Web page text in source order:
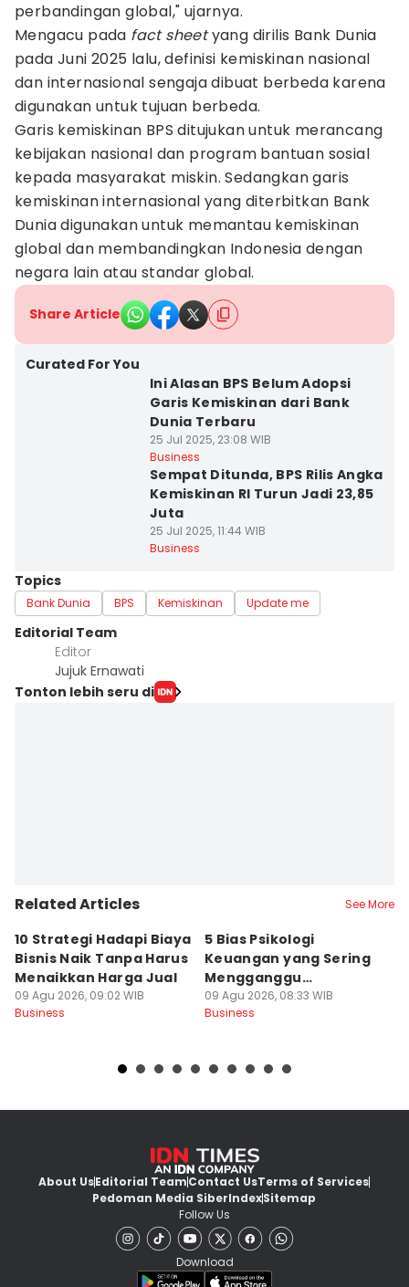
perbandingan global," ujarnya.
Mengacu pada fact sheetyang dirilis Bank Dunia
pada Juni 2025 lalu, definisi kemiskinan nasional
dan internasional sengaja dibuat berbeda karena
digunakan untuk tujuan berbeda.
Garis kemiskinan BPS ditujukan untuk merancang
kebijakan nasional dan program bantuan sosial
kepada masyarakat miskin. Sedangkan garis
kemiskinan internasional yang diterbitkan Bank
Dunia digunakan untuk memantau kemiskinan
global dan membandingkan Indonesia dengan
negara lain atau standar global.
Share Article
Curated For You
Ini Alasan BPS Belum Adopsi
Garis Kemiskinan dari Bank
Dunia Terbaru
25 Jul 2025, 23:08 WIB
Business
Sempat Ditunda, BPS Rilis Angka
Kemiskinan RI Turun Jadi 23,85
Juta
25 Jul 2025, 11:44 WIB
Business
Topics
Bank Dunia BPS Kemiskinan Update me
Editorial Team
Editor
Jujuk Ernawati
Tonton lebih seru di
Related Articles See More
10 Strategi Hadapi Biaya
Bisnis Naik Tanpa Harus
Menaikkan Harga Jual
09 Agu 2026, 09:02 WIB
Business
5 Bias Psikologi
Keuangan yang Sering
Mengganggu
Keputusan Investasi
09 Agu 2026, 08:33 WIB
Business
About UsEditorial TeamContact UsTerms of Services
Pedoman Media SiberIndexSitemap
Follow Us
Download